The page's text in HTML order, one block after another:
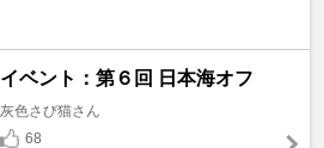
イベント：第６回 日本海オフ
灰色さび猫さん
68